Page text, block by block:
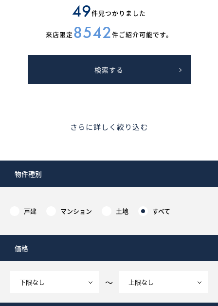
49件見つかりました
来店限定 8542件ご紹介可能です。
検索する
さらに詳しく絞り込む
物件種別
戸建 マンション 土地 すべて
価格
～